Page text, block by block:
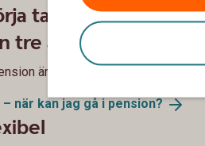
ta ut den allmänna
tre år före din
är 67 år (2026).
när kan jag gå ipension?